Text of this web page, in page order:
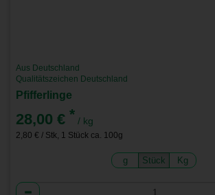
Aus Deutschland
Qualitätszeichen Deutschland
Pfifferlinge
28,00 € * / kg
2,80 € / Stk, 1 Stück ca. 100g
g Stück Kg
Anzahl